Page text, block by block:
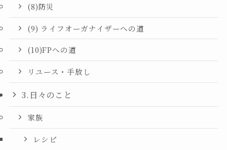
(8)防災
(9) ライフオーガナイザーへの道
(10)FPへの道
リユース・手放し
3.日々のこと
家族
レシピ